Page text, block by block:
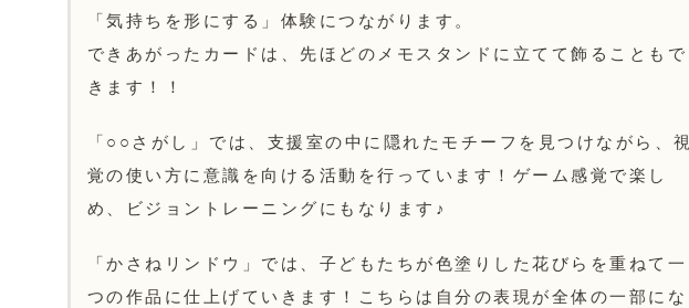
「気持ちを形にする」体験につながります。
できあがったカードは、先ほどのメモスタンドに立てて飾ることもで
きます！！
「○○さがし」では、支援室の中に隠れたモチーフを見つけながら、視
覚の使い方に意識を向ける活動を行っています！ゲーム感覚で楽し
め、ビジョントレーニングにもなります♪
「かさねリンドウ」では、子どもたちが色塗りした花びらを重ねて一
つの作品に仕上げていきます！こちらは自分の表現が全体の一部にな